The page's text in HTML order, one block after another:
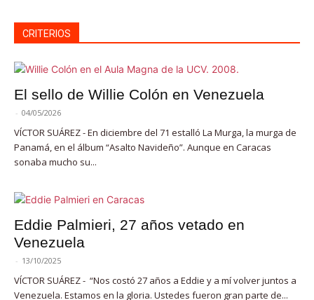
CRITERIOS
El sello de Willie Colón en Venezuela
- 04/05/2026
VÍCTOR SUÁREZ - En diciembre del 71 estalló La Murga, la murga de
Panamá, en el álbum “Asalto Navideño”. Aunque en Caracas
sonaba mucho su...
Eddie Palmieri, 27 años vetado en
Venezuela
- 13/10/2025
VÍCTOR SUÁREZ - “Nos costó 27 años a Eddie y a mí volver juntos a
Venezuela. Estamos en la gloria. Ustedes fueron gran parte de...